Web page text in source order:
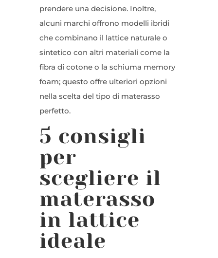
prendere una decisione. Inoltre,
alcuni marchi offrono modelli ibridi
che combinano il lattice naturale o
sintetico con altri materiali come la
fibra di cotone o la schiuma memory
foam; questo offre ulteriori opzioni
nella scelta del tipo di materasso
perfetto.
5 consigli
per
scegliere il
materasso
in lattice
ideale